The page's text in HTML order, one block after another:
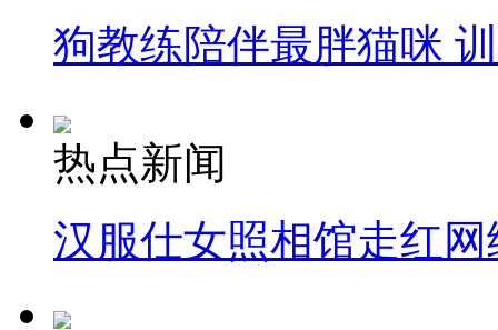
狗教练陪伴最胖猫咪
热点新闻
汉服仕女照相馆走红网